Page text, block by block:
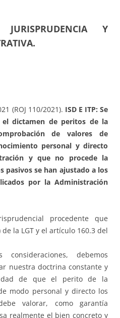
Y
(ROJ 110/2021). ISD E ITP: Se
dictamen de peritos de la
de valores de
personal y directo
y que no procede la
pasivos se han ajustado a los
por la Administración
procedente que
la LGT y el artículo 160.3 del
debemos
nuestra doctrina constante y
de que el perito de la
modo personal y directo los
valorar, como garantía
realmente el bien concreto y